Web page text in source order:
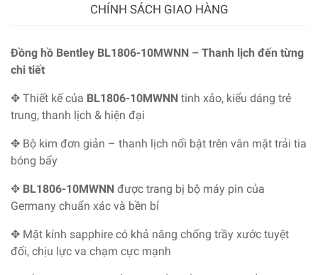
CHÍNH SÁCH GIAO HÀNG
Đồng hồ Bentley BL1806-10MWNN – Thanh lịch đến từng
chi tiết
✥ Thiết kế của BL1806-10MWNN tinh xảo, kiểu dáng trẻ
trung, thanh lịch & hiện đại
✥ Bộ kim đơn giản – thanh lịch nổi bật trên vân mặt trải tia
bóng bẩy
✥ BL1806-10MWNN được trang bị bộ máy pin của
Germany chuẩn xác và bền bỉ
✥ Mặt kính sapphire có khả năng chống trầy xước tuyệt
đối, chịu lực va chạm cực mạnh